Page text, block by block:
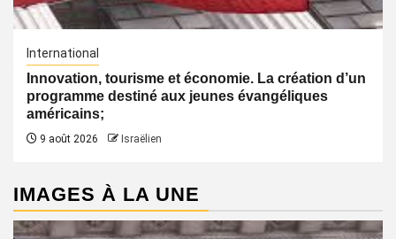
International
Innovation, tourisme et économie. La création d’un
programme destiné aux jeunes évangéliques
américains;
9 août 2026 Israëlien
IMAGES À LA UNE